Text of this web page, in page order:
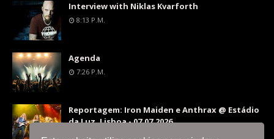
Interview with Niklas Kvarforth
8:13 P.m.
Agenda
7:26 P.m.
Reportagem: Iron Maiden e Anthrax @ Estádio
da Luz, Lisboa - 07.07.2026
9:36 P.m.